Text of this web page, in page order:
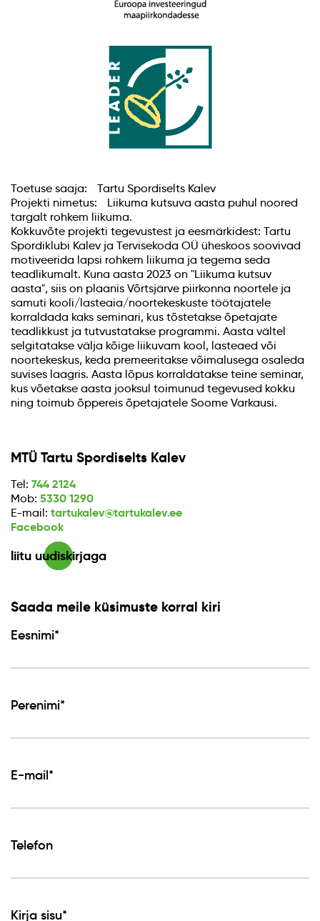
Toetuse saaja: Tartu Spordiselts Kalev
Projekti nimetus: Liikuma kutsuva aasta puhul noored
targalt rohkem liikuma.
Kokkuvõte projekti tegevustest ja eesmärkidest: Tartu
Spordiklubi Kalev ja Tervisekoda OÜ üheskoos soovivad
motiveerida lapsi rohkem liikuma ja tegema seda
teadlikumalt. Kuna aasta 2023 on "Liikuma kutsuv
aasta", siis on plaanis Võrtsjärve piirkonna noortele ja
samuti kooli/lasteaia/noortekeskuste töötajatele
korraldada kaks seminari, kus tõstetakse õpetajate
teadlikkust ja tutvustatakse programmi. Aasta vältel
selgitatakse välja kõige liikuvam kool, lasteaed või
noortekeskus, keda premeeritakse võimalusega osaleda
suvises laagris. Aasta lõpus korraldatakse teine seminar,
kus võetakse aasta jooksul toimunud tegevused kokku
ning toimub õppereis õpetajatele Soome Varkausi.
MTÜ Tartu Spordiselts Kalev
Tel: 744 2124
Mob: 5330 1290
E-mail: tartukalev@tartukalev.ee
Facebook
liitu uudiskirjaga
Saada meile küsimuste korral kiri
Eesnimi*
Perenimi*
E-mail*
Telefon
Kirja sisu*